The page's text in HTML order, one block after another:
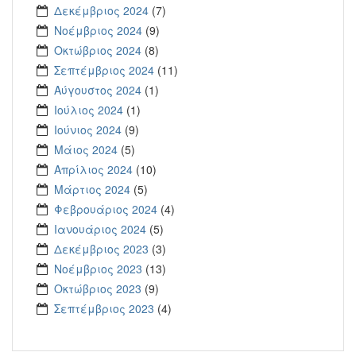
Δεκέμβριος 2024 (7)
Νοέμβριος 2024 (9)
Οκτώβριος 2024 (8)
Σεπτέμβριος 2024 (11)
Αύγουστος 2024 (1)
Ιούλιος 2024 (1)
Ιούνιος 2024 (9)
Μάιος 2024 (5)
Απρίλιος 2024 (10)
Μάρτιος 2024 (5)
Φεβρουάριος 2024 (4)
Ιανουάριος 2024 (5)
Δεκέμβριος 2023 (3)
Νοέμβριος 2023 (13)
Οκτώβριος 2023 (9)
Σεπτέμβριος 2023 (4)